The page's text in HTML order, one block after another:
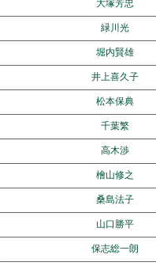
大塚芳忠
緑川光
堀内賢雄
井上喜久子
松本保典
千葉繁
高木渉
檜山修之
桑島法子
山口勝平
保志総一朗